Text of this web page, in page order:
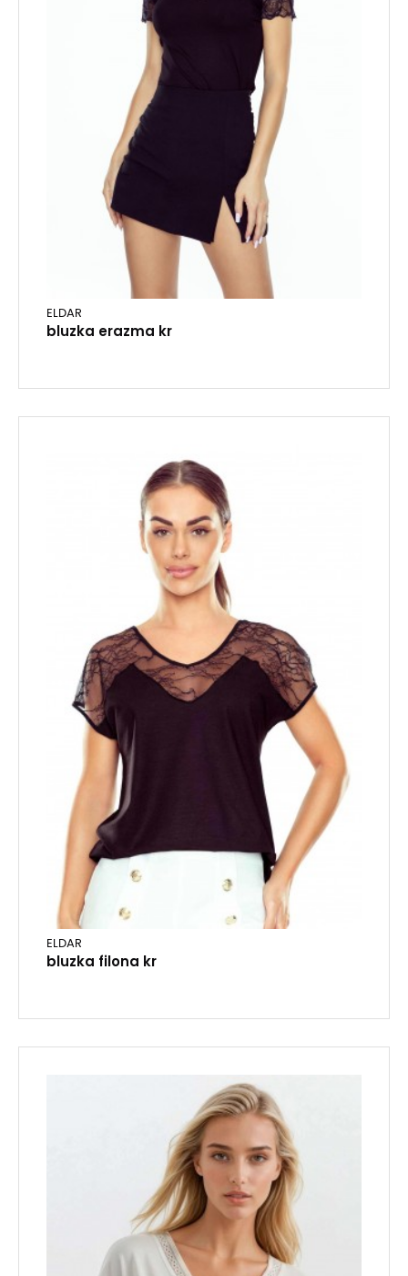
ELDAR
bluzka erazma kr
ELDAR
bluzka filona kr